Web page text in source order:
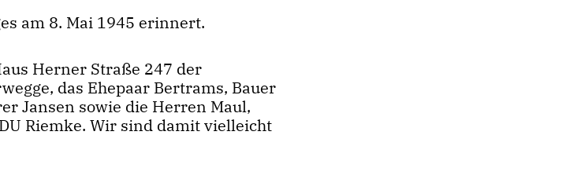
am 8. Mai 1945 erinnert.
Herner Straße 247 der
das Ehepaar Bertrams, Bauer
Jansen sowie die Herren Maul,
Riemke. Wir sind damit vielleicht